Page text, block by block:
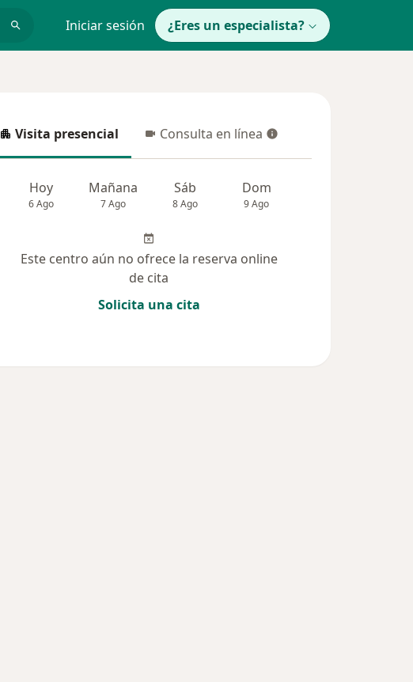
Iniciar sesión ¿Eres un especialista?
Visita presencial
Visita presencial Consulta en línea
Consulta en línea
Hoy
6 Ago
Mañana
7 Ago
Sáb
8 Ago
Dom
9 Ago
Este centro aún no ofrece la reserva online
de cita
Solicita una cita